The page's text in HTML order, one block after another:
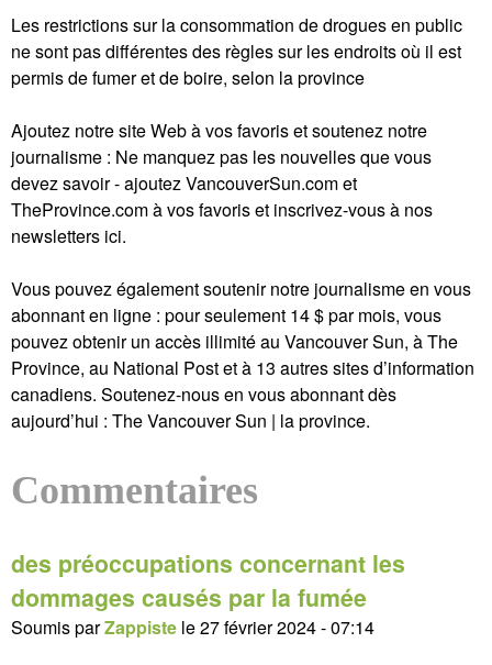
Les restrictions sur la consommation de drogues en public
ne sont pas différentes des règles sur les endroits où il est
permis de fumer et de boire, selon la province
Ajoutez notre site Web à vos favoris et soutenez notre
journalisme : Ne manquez pas les nouvelles que vous
devez savoir - ajoutez VancouverSun.com et
TheProvince.com à vos favoris et inscrivez-vous à nos
newsletters ici.
Vous pouvez également soutenir notre journalisme en vous
abonnant en ligne : pour seulement 14 $ par mois, vous
pouvez obtenir un accès illimité au Vancouver Sun, à The
Province, au National Post et à 13 autres sites d’information
canadiens. Soutenez-nous en vous abonnant dès
aujourd’hui : The Vancouver Sun | la province.
Commentaires
des préoccupations concernant les
dommages causés par la fumée
Soumis parZappiste le27 février 2024 - 07:14